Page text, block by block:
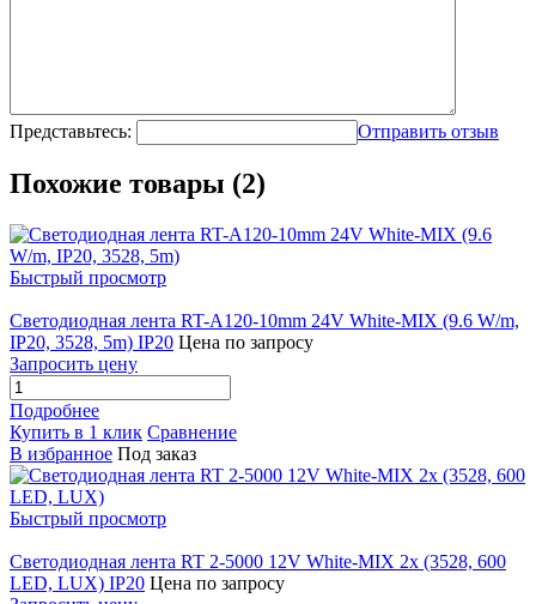
Представьтесь: Отправить отзыв
Похожие товары (2)
Быстрый просмотр
Светодиодная лента RT-A120-10mm 24V White-MIX (9.6 W/m,
IP20, 3528, 5m) IP20 Цена по запросу
Запросить цену
Подробнее
Купить в 1 клик Сравнение
В избранное Под заказ
Быстрый просмотр
Светодиодная лента RT 2-5000 12V White-MIX 2x (3528, 600
LED, LUX) IP20 Цена по запросу